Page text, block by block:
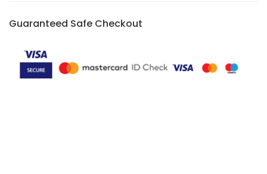
Guaranteed Safe Checkout